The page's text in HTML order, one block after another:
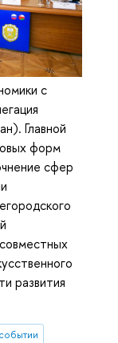
с
Главной
форм
сфер
развития